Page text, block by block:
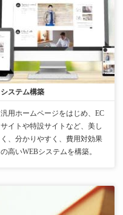
システム構築
汎用ホームページをはじめ、EC
サイトや特設サイトなど、美し
く、分かりやすく、費用対効果
の高いWEBシステムを構築。